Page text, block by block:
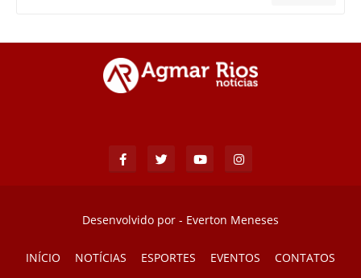
Desenvolvido por - Everton Meneses
INÍCIO NOTÍCIAS ESPORTES EVENTOS CONTATOS